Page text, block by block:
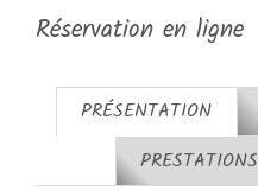
Réservation en ligne
PRÉSENTATION
PRESTATIONS